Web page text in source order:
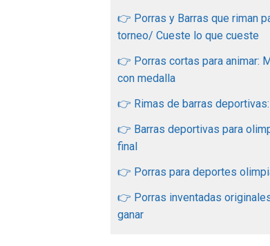
👉 Porras y Barras que riman
torneo/ Cueste lo que cueste
👉 Porras cortas para animar:
con medalla
👉 Rimas de barras
👉 Barras deportivas para
final
👉 Porras para deportes
👉 Porras inventadas
ganar